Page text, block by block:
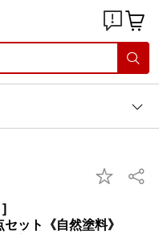
ット《自然塗料》